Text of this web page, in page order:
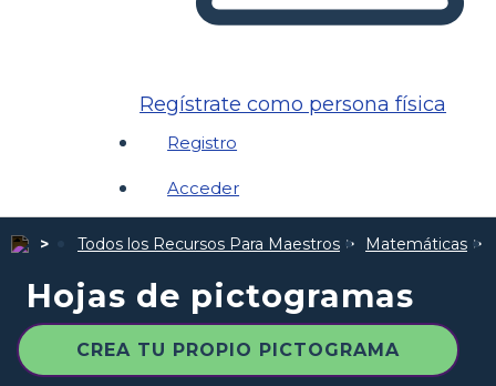
Regístrate como persona física
Registro
Acceder
Todos los Recursos Para Maestros Matemáticas
Hojas de pictogramas
CREA TU PROPIO PICTOGRAMA